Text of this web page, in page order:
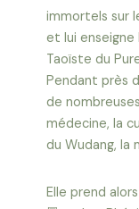
immortels sur
et lui enseigne
Taoïste du
Pendant près
de
médecine, la
du Wudang, la
Elle prend